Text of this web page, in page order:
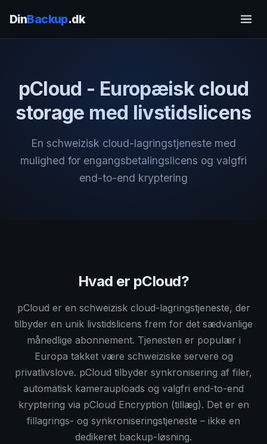
DinBackup.dk
pCloud - Europæisk cloud
storage med livstidslicens
En schweizisk cloud-lagringstjeneste med
mulighed for engangsbetalingslicens og valgfri
end-to-end kryptering
Hvad er pCloud?
pCloud er en schweizisk cloud-lagringstjeneste, der
tilbyder en unik livstidslicens frem for det sædvanlige
månedlige abonnement. Tjenesten er populær i
Europa takket være schweiziske servere og
privatlivslove. pCloud tilbyder synkronisering af filer,
automatisk kamerauploads og valgfri end-to-end
kryptering via pCloud Encryption (tillæg). Det er en
fillagrings- og synkroniseringstjeneste – ikke en
dedikeret backup-løsning.